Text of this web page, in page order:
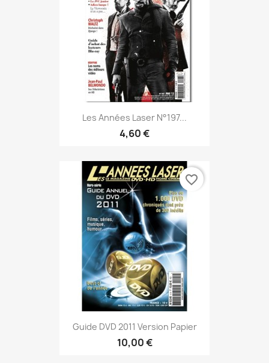
Les Années Laser N°197...
4,60 €
Guide DVD 2011 Version Papier
10,00 €
favorite_border